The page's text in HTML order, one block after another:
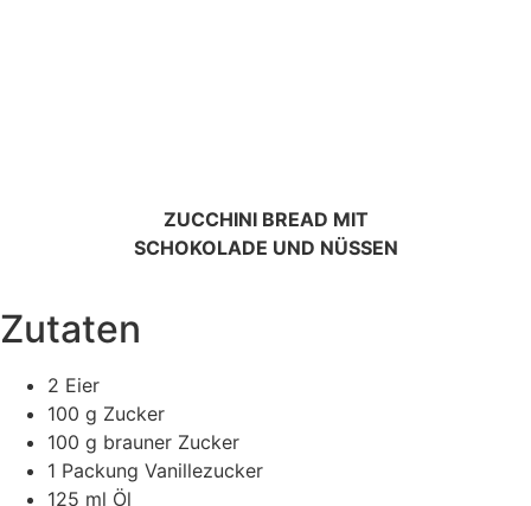
ZUCCHINI BREAD MIT
SCHOKOLADE UND NÜSSEN
Zutaten
2 Eier
100 g Zucker
100 g brauner Zucker
1 Packung Vanillezucker
125 ml Öl